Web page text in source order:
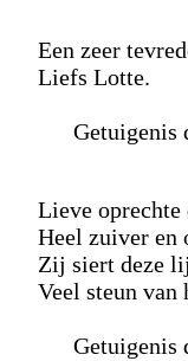
Een zeer
Liefs Lotte.
Getuigenis
Lieve oprechte
Heel zuiver en
Zij siert deze
Veel steun van
Getuigenis